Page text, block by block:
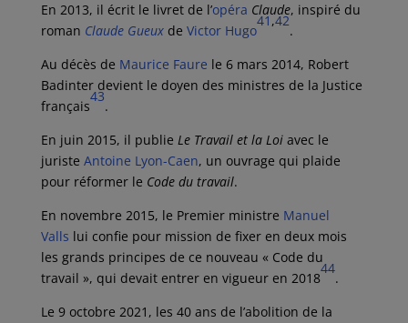
En 2013, il écrit le livret de l’opéra Claude, inspiré du
roman Claude Gueux de Victor Hugo
41,42
.
Au décès de Maurice Faure le 6 mars 2014, Robert
Badinter devient le doyen des ministres de la Justice
français
43
.
En juin 2015, il publie Le Travail et la Loi avec le
juriste Antoine Lyon-Caen, un ouvrage qui plaide
pour réformer le Code du travail.
En novembre 2015, le Premier ministre Manuel
Valls lui confie pour mission de fixer en deux mois
les grands principes de ce nouveau « Code du
travail », qui devait entrer en vigueur en 2018
44
.
Le 9 octobre 2021, les 40 ans de l’abolition de la